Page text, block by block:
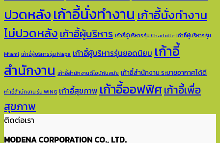
ปวดหลังเก้าอี้นั่งทำงาน เก้าอี้นั่งทำงาน
ไม่ปวดหลังเก้าอี้ผู้บริหาร เก้าอี้ผู้บริหาร รุ่น Charlotte เก้าอี้ผู้บริหาร รุ่น
Miami เก้าอี้ผู้บริหาร รุ่น Napa เก้าอี้ผู้บริหารรุ่นยอดนิยม เก้าอี้
สำนักงาน เก้าอี้สำนักงานดีไซน์ทันสมัย เก้าอี้สำนักงาน ระบายอากาศได้ดี
เก้าอี้สำนักงาน รุ่น WING เก้าอี้สุขภาพ เก้าอี้ออฟฟิศเก้าอี้เพื่อ
สุขภาพ
ติดต่อเรา
MODENA CORPORATION CO., LTD.